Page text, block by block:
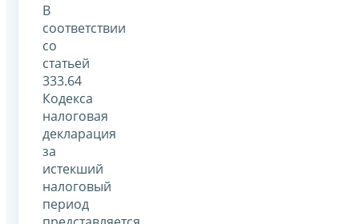
В
соответствии
со
статьей
333.64
Кодекса
налоговая
декларация
за
истекший
налоговый
период